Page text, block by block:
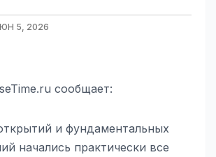
5, 2026
сообщает:
и фундаментальных
начались практически все